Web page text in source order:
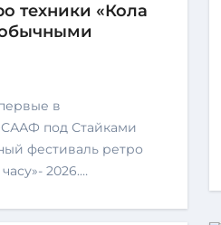
техники «Кола
под Стайками
фестиваль ретро
2026.…